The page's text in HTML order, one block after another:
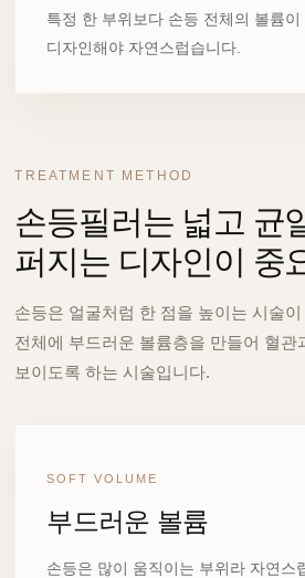
특정 한 부위보다 손등 전체의 볼륨
디자인해야 자연스럽습니다.
TREATMENT METHOD
손등필러는 넓고 균
퍼지는 디자인이 중
손등은 얼굴처럼 한 점을 높이는 시술
전체에 부드러운 볼륨층을 만들어 혈관
보이도록 하는 시술입니다.
SOFT VOLUME
부드러운 볼륨
손등은 많이 움직이는 부위라 자연스